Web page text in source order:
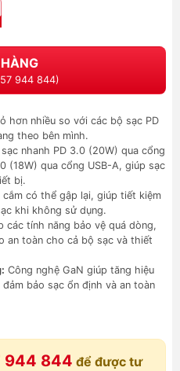
944 844)
hơn nhiều so với các bộ sạc PD
theo bên mình.
nhanh PD 3.0 (20W) qua cổng
(18W) qua cổng USB-A, giúp sạc
bị.
cắm có thể gập lại, giúp tiết kiệm
khi không sử dụng.
các tính năng bảo vệ quá dòng,
an toàn cho cả bộ sạc và thiết
Công nghệ GaN giúp tăng hiệu
bảo sạc ổn định và an toàn
944 844 để được tư